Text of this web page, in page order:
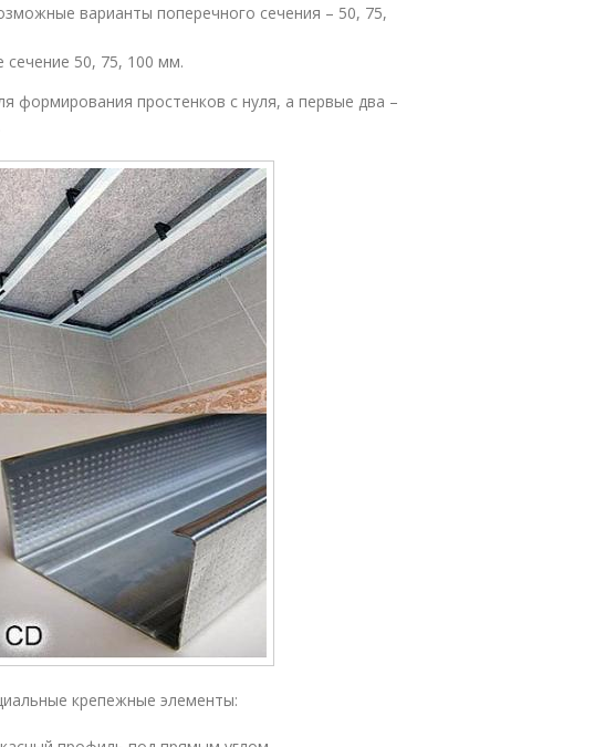
варианты поперечного сечения – 50, 75,
сечение 50, 75, 100 мм.
формирования простенков с нуля, а первые два –
крепежные элементы: